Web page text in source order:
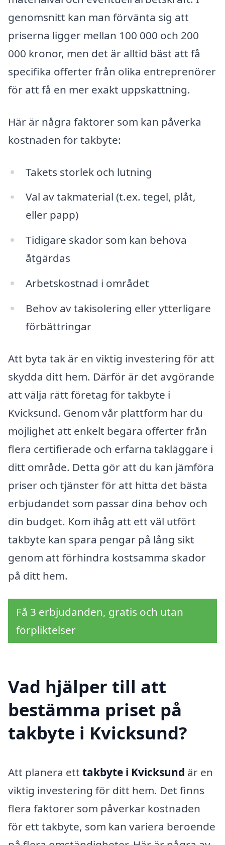
genomsnitt kan man förvänta sig att
priserna ligger mellan 100 000 och 200
000 kronor, men det är alltid bäst att få
specifika offerter från olika entreprenörer
för att få en mer exakt uppskattning.
Här är några faktorer som kan påverka
kostnaden för takbyte:
Takets storlek och lutning
Val av takmaterial (t.ex. tegel, plåt,
eller papp)
Tidigare skador som kan behöva
åtgärdas
Arbetskostnad i området
Behov av takisolering eller ytterligare
förbättringar
Att byta tak är en viktig investering för att
skydda ditt hem. Därför är det avgörande
att välja rätt företag för takbyte i
Kvicksund. Genom vår plattform har du
möjlighet att enkelt begära offerter från
flera certifierade och erfarna takläggare i
ditt område. Detta gör att du kan jämföra
priser och tjänster för att hitta det bästa
erbjudandet som passar dina behov och
din budget. Kom ihåg att ett väl utfört
takbyte kan spara pengar på lång sikt
genom att förhindra kostsamma skador
på ditt hem.
Få 3 erbjudanden, gratis och utan
förpliktelser
Vad hjälper till att
bestämma priset på
takbyte i Kvicksund?
Att planera ett takbyte i Kvicksund är en
viktig investering för ditt hem. Det finns
flera faktorer som påverkar kostnaden
för ett takbyte, som kan variera beroende